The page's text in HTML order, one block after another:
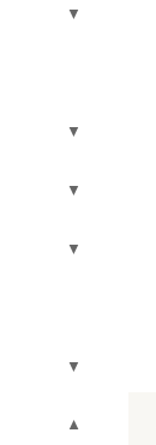
▼
▼
▼
▼
▼
▼